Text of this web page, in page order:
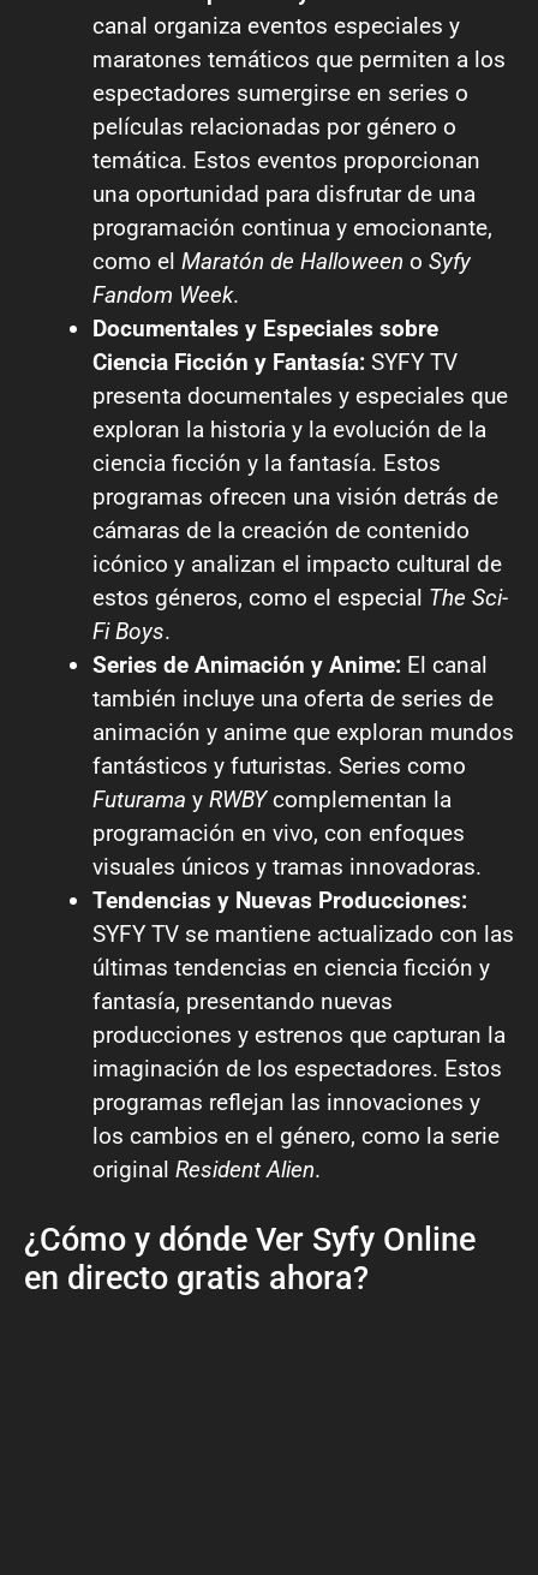
canal organiza eventos especiales y
maratones temáticos que permiten a los
espectadores sumergirse en series o
películas relacionadas por género o
temática. Estos eventos proporcionan
una oportunidad para disfrutar de una
programación continua y emocionante,
como el Maratón de Halloween o Syfy
Fandom Week.
Documentales y Especiales sobre
Ciencia Ficción y Fantasía: SYFY TV
presenta documentales y especiales que
exploran la historia y la evolución de la
ciencia ficción y la fantasía. Estos
programas ofrecen una visión detrás de
cámaras de la creación de contenido
icónico y analizan el impacto cultural de
estos géneros, como el especial The Sci-
Fi Boys.
Series de Animación y Anime: El canal
también incluye una oferta de series de
animación y anime que exploran mundos
fantásticos y futuristas. Series como
Futurama y RWBYcomplementan la
programación en vivo, con enfoques
visuales únicos y tramas innovadoras.
Tendencias y Nuevas Producciones:
SYFY TV se mantiene actualizado con las
últimas tendencias en ciencia ficción y
fantasía, presentando nuevas
producciones y estrenos que capturan la
imaginación de los espectadores. Estos
programas reflejan las innovaciones y
los cambios en el género, como la serie
original Resident Alien.
¿Cómo y dónde Ver Syfy Online
en directo gratis ahora?